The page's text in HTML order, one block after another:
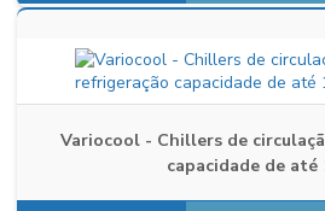
Variocool - Chillers de
capacidade de até